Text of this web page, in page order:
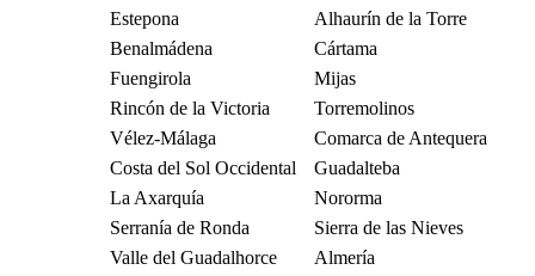
Estepona
Alhaurín de la Torre
Benalmádena
Cártama
Fuengirola
Mijas
Rincón de la Victoria
Torremolinos
Vélez-Málaga
Comarca de Antequera
Costa del Sol Occidental
Guadalteba
La Axarquía
Nororma
Serranía de Ronda
Sierra de las Nieves
Valle del Guadalhorce
Almería